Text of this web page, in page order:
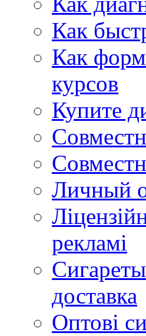
Как
Как
курсов
Купите
Личный
рекламі
доставка
Оптові